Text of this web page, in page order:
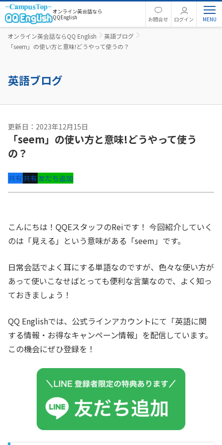
オンライン英会話なら
QQEnglish
お問合せ ログイン
オンライン英会話ならQQ English
英語ブログ
「seem」の使い方と意味!どうやって使うの？
英語ブログ
更新日：2023年12月15日
「seem」の使い方と意味!どうやって使う
の？
共有共有友だち追加
こんにちは！QQEスタッフのReiです！ 今回紹介していく
のは「見える」という意味がある「seem 」です。
日常会話でよく耳にする単語なのですが、色々な使い方が
あって使いこなせばとっても便利な言葉なので、よく知っ
ておきましょう！
QQ Englishでは、公式ラインアカウントにて「英語に関
する情報・お得なキャンペーン情報」を配信しています。
この機会にぜひ登録を！